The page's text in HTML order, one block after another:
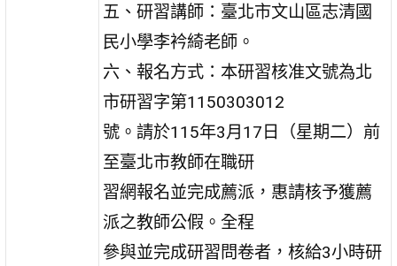
五、研習講師：臺北市文山區志清國
民小學李衿綺老師。
六、報名方式：本研習核准文號為北
市研習字第1150303012
號。請於115年3月17日（星期二）前
至臺北市教師在職研
習網報名並完成薦派，惠請核予獲薦
派之教師公假。全程
參與並完成研習問卷者，核給3小時研